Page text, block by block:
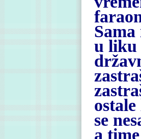
u liku
se
a